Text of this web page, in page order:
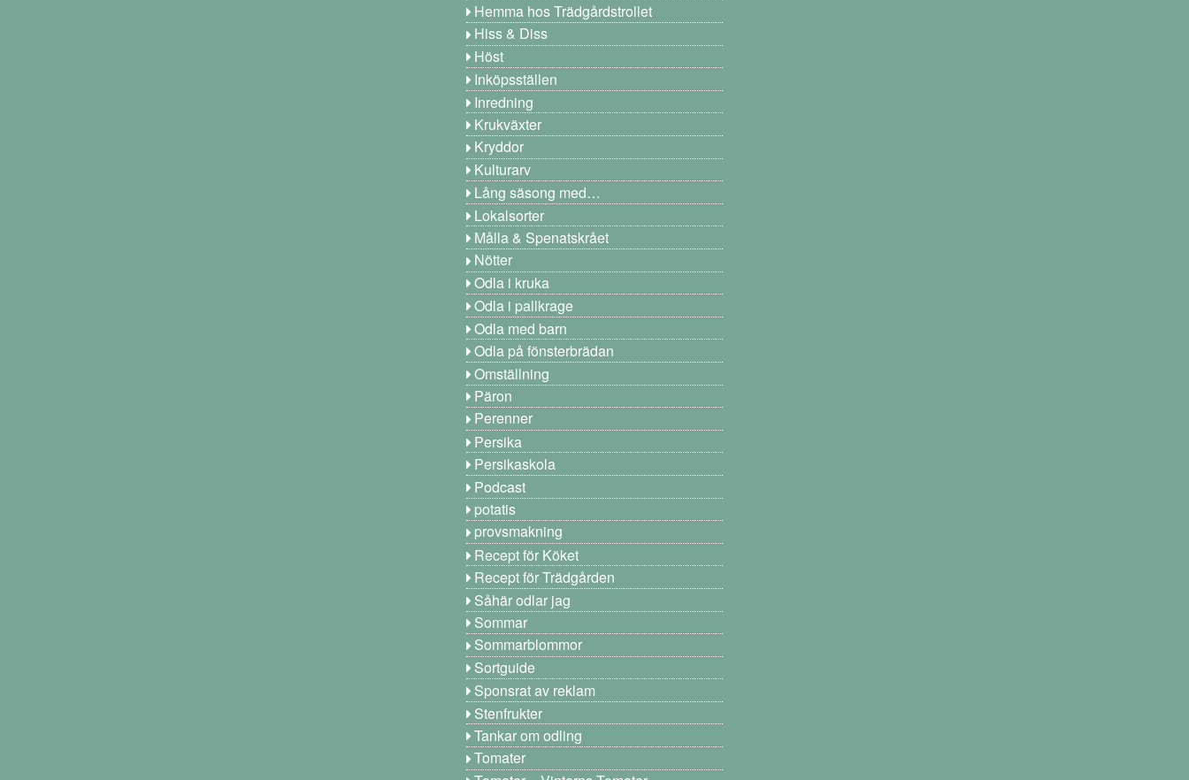
Hemma hos Trädgårdstrollet
Hiss & Diss
Höst
Inköpsställen
Inredning
Krukväxter
Kryddor
Kulturarv
Lång säsong med…
Lokalsorter
Målla & Spenatskrået
Nötter
Odla i kruka
Odla i pallkrage
Odla med barn
Odla på fönsterbrädan
Omställning
Päron
Perenner
Persika
Persikaskola
Podcast
potatis
provsmakning
Recept för Köket
Recept för Trädgården
Såhär odlar jag
Sommar
Sommarblommor
Sortguide
Sponsrat av reklam
Stenfrukter
Tankar om odling
Tomater